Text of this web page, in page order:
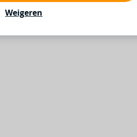
Weigeren